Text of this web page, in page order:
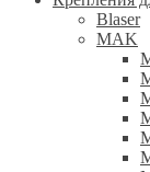
Blaser
MAK